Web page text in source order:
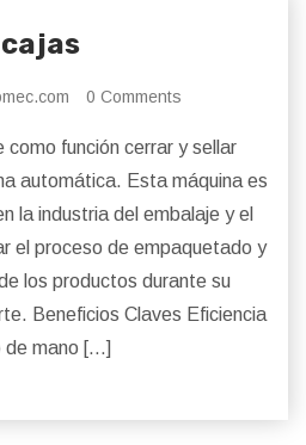
0 Comments
como función cerrar y sellar
automática. Esta máquina es
la industria del embalaje y el
el proceso de empaquetado y
los productos durante su
Beneficios Claves Eficiencia
de mano […]